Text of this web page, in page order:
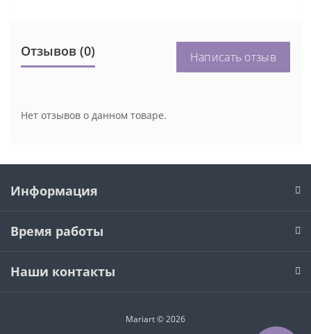
Отзывов (0) Написать отзыв
Нет отзывов о данном товаре.
Информация
Время работы
Наши контакты
Mariart © 2026